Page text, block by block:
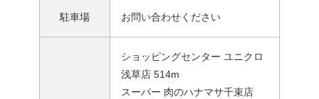
駐車場 お問い合わせください
ショッピングセンター ユニクロ
浅草店 514m
スーパー 肉のハナマサ千束店